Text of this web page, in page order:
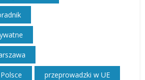
przeprowadzki w UE